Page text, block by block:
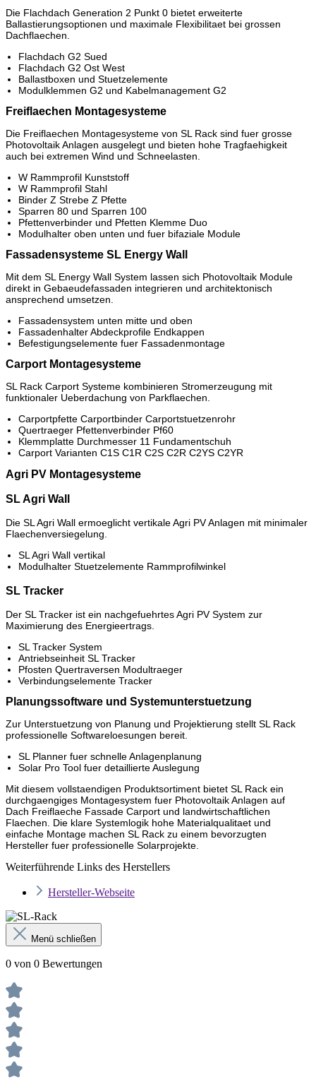
Die Flachdach Generation 2 Punkt 0 bietet erweiterte
Ballastierungsoptionen und maximale Flexibilitaet bei grossen
Dachflaechen.
Flachdach G2 Sued
Flachdach G2 Ost West
Ballastboxen und Stuetzelemente
Modulklemmen G2 und Kabelmanagement G2
Freiflaechen Montagesysteme
Die Freiflaechen Montagesysteme von SL Rack sind fuer grosse
Photovoltaik Anlagen ausgelegt und bieten hohe Tragfaehigkeit
auch bei extremen Wind und Schneelasten.
W Rammprofil Kunststoff
W Rammprofil Stahl
Binder Z Strebe Z Pfette
Sparren 80 und Sparren 100
Pfettenverbinder und Pfetten Klemme Duo
Modulhalter oben unten und fuer bifaziale Module
Fassadensysteme SL Energy Wall
Mit dem SL Energy Wall System lassen sich Photovoltaik Module
direkt in Gebaeudefassaden integrieren und architektonisch
ansprechend umsetzen.
Fassadensystem unten mitte und oben
Fassadenhalter Abdeckprofile Endkappen
Befestigungselemente fuer Fassadenmontage
Carport Montagesysteme
SL Rack Carport Systeme kombinieren Stromerzeugung mit
funktionaler Ueberdachung von Parkflaechen.
Carportpfette Carportbinder Carportstuetzenrohr
Quertraeger Pfettenverbinder Pf60
Klemmplatte Durchmesser 11 Fundamentschuh
Carport Varianten C1S C1R C2S C2R C2YS C2YR
Agri PV Montagesysteme
SL Agri Wall
Die SL Agri Wall ermoeglicht vertikale Agri PV Anlagen mit minimaler
Flaechenversiegelung.
SL Agri Wall vertikal
Modulhalter Stuetzelemente Rammprofilwinkel
SL Tracker
Der SL Tracker ist ein nachgefuehrtes Agri PV System zur
Maximierung des Energieertrags.
SL Tracker System
Antriebseinheit SL Tracker
Pfosten Quertraversen Modultraeger
Verbindungselemente Tracker
Planungssoftware und Systemunterstuetzung
Zur Unterstuetzung von Planung und Projektierung stellt SL Rack
professionelle Softwareloesungen bereit.
SL Planner fuer schnelle Anlagenplanung
Solar Pro Tool fuer detaillierte Auslegung
Mit diesem vollstaendigen Produktsortiment bietet SL Rack ein
durchgaengiges Montagesystem fuer Photovoltaik Anlagen auf
Dach Freiflaeche Fassade Carport und landwirtschaftlichen
Flaechen. Die klare Systemlogik hohe Materialqualitaet und
einfache Montage machen SL Rack zu einem bevorzugten
Hersteller fuer professionelle Solarprojekte.
Weiterführende Links des Herstellers
Hersteller-Webseite
Menü schließen
0 von 0 Bewertungen